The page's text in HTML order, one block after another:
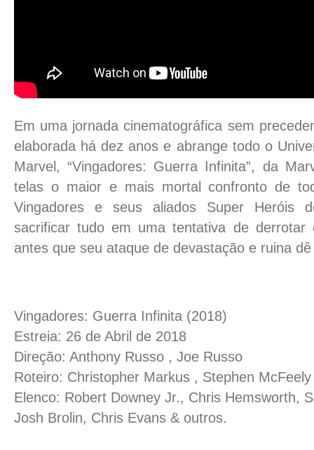
Em uma jornada cinematográfica sem
elaborada há dez anos e abrange todo o
Marvel, “Vingadores: Guerra Infinita”, da
telas o maior e mais mortal confronto de
Vingadores e seus aliados Super Heróis
sacrificar tudo em uma tentativa de derrotar
antes que seu ataque de devastação e ruina
Vingadores: Guerra Infinita (2018)
Estreia: 26 de Abril de 2018
Direção: Anthony Russo , Joe Russo
Roteiro: Christopher Markus , Stephen McFeely
Elenco: Robert Downey Jr., Chris Hemsworth,
Josh Brolin, Chris Evans & outros.